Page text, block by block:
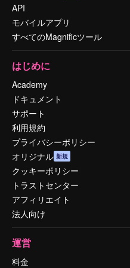
API
モバイルアプリ
すべてのMagnificツール
はじめに
Academy
ドキュメント
サポート
利用規約
プライバシーポリシー
オリジナル 新規
クッキーポリシー
トラストセンター
アフィリエイト
法人向け
運営
料金